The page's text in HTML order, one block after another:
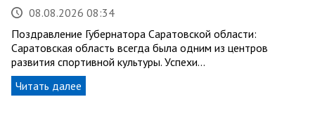
08.08.2026 08:34
Поздравление Губернатора Саратовской области:
Саратовская область всегда была одним из центров
развития спортивной культуры. Успехи…
Читать далее